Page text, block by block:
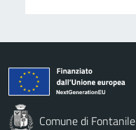
Comune di Fontanile